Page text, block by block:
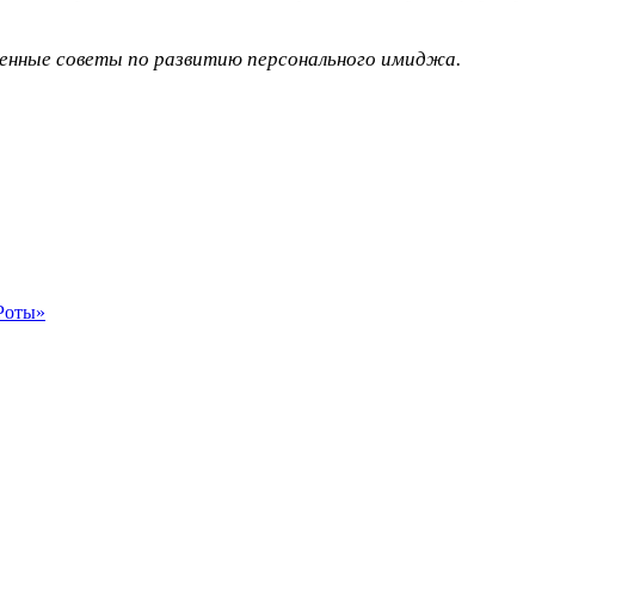
советы по развитию персонального имиджа.